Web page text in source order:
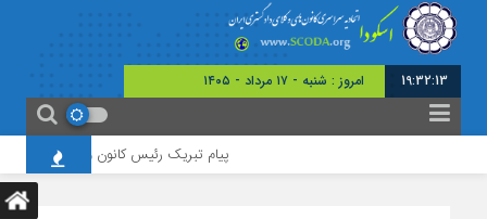
19:32:14 امروز : شنبه - ۱۷ مرداد - ۱۴۰۵
پیام تبریک رئیس کانون وکلای قزوین به